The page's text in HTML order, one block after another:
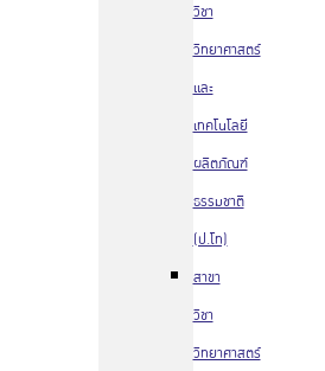
วิชา
วิทยาศาสตร์
และ
เทคโนโลยี
ผลิตภัณฑ์
ธรรมชาติ
(ป.โท)
สาขา
วิชา
วิทยาศาสตร์